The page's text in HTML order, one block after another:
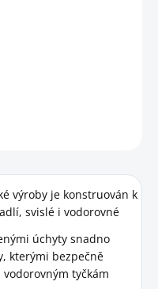
výroby je konstruován k
svislé i vodorovné
úchyty snadno
kterými bezpečně
tyčkám